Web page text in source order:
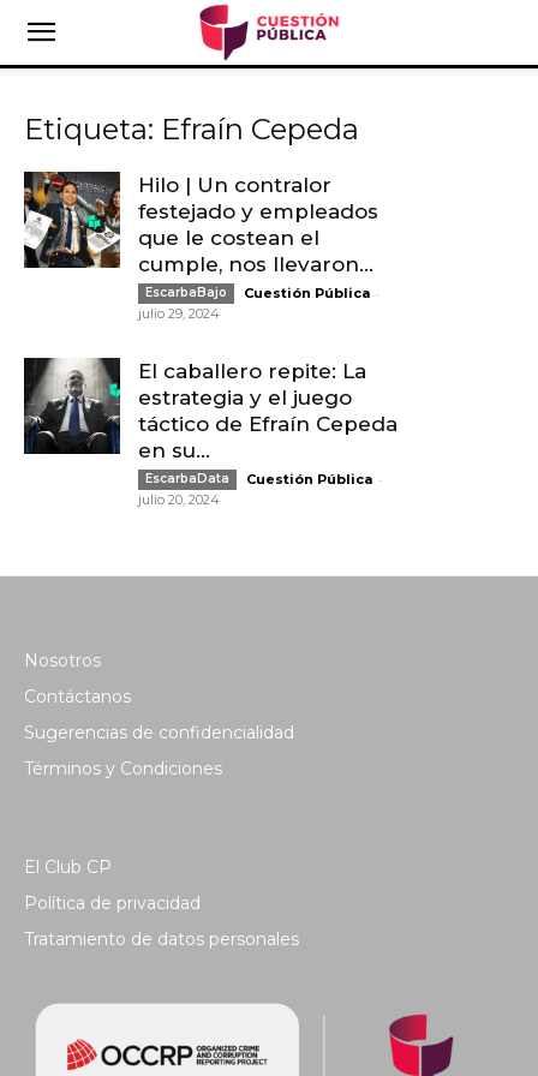
Etiqueta: Efraín Cepeda
Hilo | Un contralor
festejado y empleados
que le costean el
cumple, nos llevaron...
EscarbaBajo Cuestión Pública -
julio 29, 2024
El caballero repite: La
estrategia y el juego
táctico de Efraín Cepeda
en su...
EscarbaData Cuestión Pública -
julio 20, 2024
Nosotros
Contáctanos
Sugerencias de confidencialidad
Términos y Condiciones
El Club CP
Política de privacidad
Tratamiento de datos personales